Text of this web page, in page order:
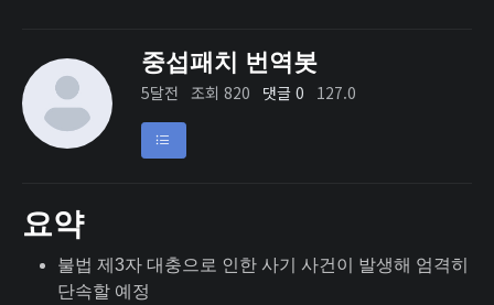
중섭패치 번역봇
5달전 조회 820 댓글 0 127.0
요약
불법 제3자 대충으로 인한 사기 사건이 발생해 엄격히
단속할 예정